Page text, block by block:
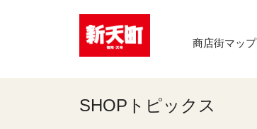
商店街マップ
SHOPトピックス